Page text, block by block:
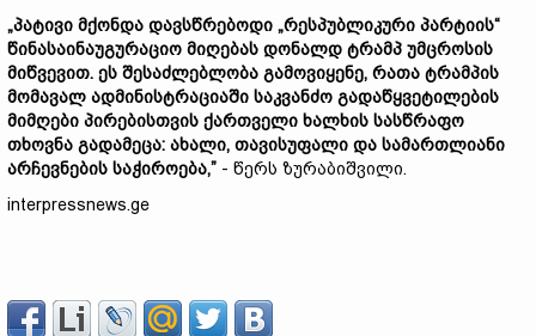
„პატივი მქონდა დავსწრებოდი „რესპუბლიკური პარტიის“
წინასაინაუგურაციო მიღებას დონალდ ტრამპ უმცროსის
მიწვევით. ეს შესაძლებლობა გამოვიყენე, რათა ტრამპის
მომავალ ადმინისტრაციაში საკვანძო გადაწყვეტილების
მიმღები პირებისთვის ქართველი ხალხის სასწრაფო
თხოვნა გადამეცა: ახალი, თავისუფალი და სამართლიანი
არჩევნების საჭიროება,” - წერს ზურაბიშვილი.
interpressnews.ge